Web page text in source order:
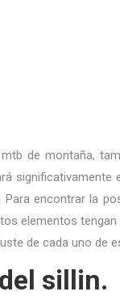
de montaña,
encontrar la
elementos
de cada uno de
sillin.